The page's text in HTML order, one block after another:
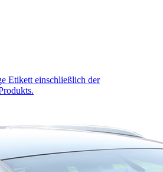
Etikett einschließlich der